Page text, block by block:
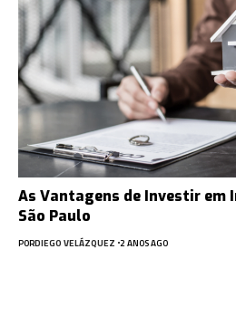
As Vantagens de Investir em
São Paulo
PORDIEGO VELÁZQUEZ 2 ANOS AGO